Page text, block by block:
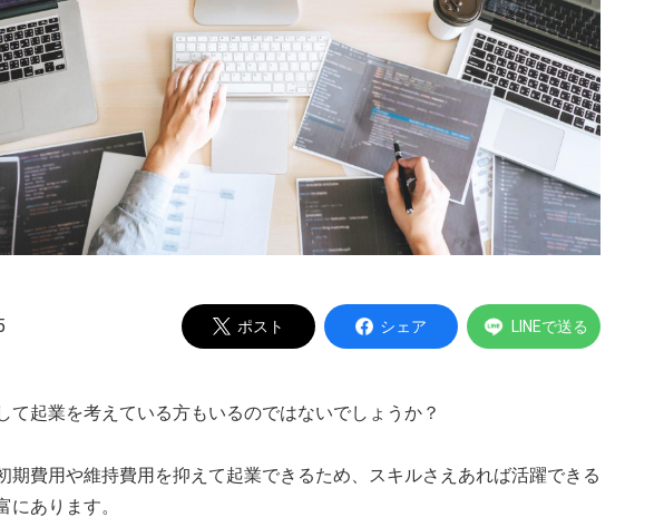
Powered by
ポスト シェア LINEで送る
て起業を考えている方もいるのではないでしょうか？
期費用や維持費用を抑えて起業できるため、スキルさえあれば活躍できる
にあります。